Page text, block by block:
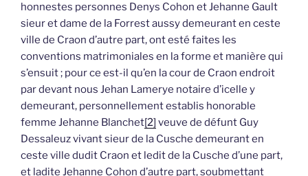
honnestes personnes Denys Cohon et Jehanne Gault
sieur et dame de la Forrest aussy demeurant en ceste
ville de Craon d’autre part, ont esté faites les
conventions matrimoniales en la forme et manière qui
s’ensuit ; pour ce est-il qu’en la cour de Craon endroit
par devant nous Jehan Lamerye notaire d’icelle y
demeurant, personnellement establis honorable
femme Jehanne Blanchet[2] veuve de défunt Guy
Dessaleuz vivant sieur de la Cusche demeurant en
ceste ville dudit Craon et ledit de la Cusche d’une part,
et ladite Jehanne Cohon d’autre part, soubmettant